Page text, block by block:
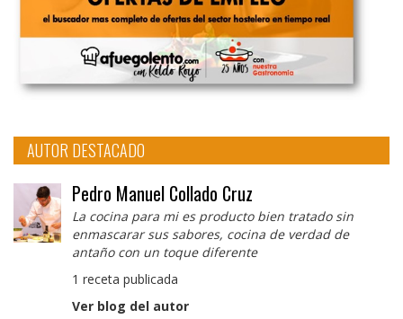
AUTOR DESTACADO
Pedro Manuel Collado Cruz
La cocina para mi es producto bien tratado sin
enmascarar sus sabores, cocina de verdad de
antaño con un toque diferente
1 receta publicada
Ver blog del autor